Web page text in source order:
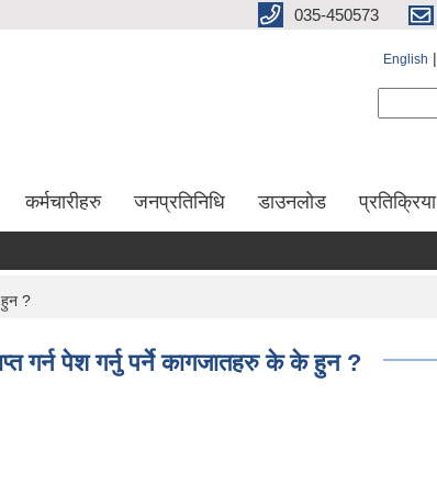
035-450573
English
कर्मचारीहरु जनप्रतिनिधि डाउनलोड प्रतिक्रिया
हुन ?
गर्न पेश गर्नु पर्ने कागजातहरु के के हुन ?